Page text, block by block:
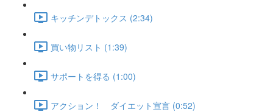
キッチンデトックス (2:34)
買い物リスト (1:39)
サポートを得る (1:00)
アクション！ ダイエット宣言 (0:52)